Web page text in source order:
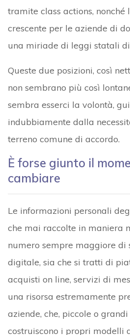
tramite class actions, nonché
crescente per le aziende di
una miriade di leggi statali
Queste due posizioni, così
non sembrano più così
sembra esserci la volontà,
indubbiamente dalla
terreno comune di accordo.
È forse giunto il
cambiare
Le informazioni personali
che mai raccolte in maniera
numero sempre maggiore di
digitale, sia che si tratti di
acquisti on line, servizi di
una risorsa estremamente
aziende, che, piccole o grandi
costruiscono i propri modelli